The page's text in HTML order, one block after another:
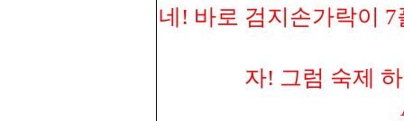
네! 바로 검지손가락이
자! 그럼 숙제